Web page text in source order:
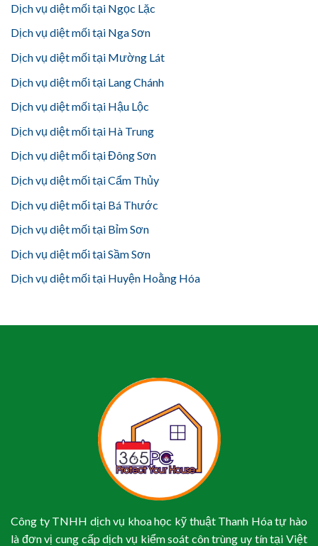
Dịch vụ diệt mối tại Ngọc Lặc
Dịch vụ diệt mối tại Nga Sơn
Dịch vụ diệt mối tại Mường Lát
Dịch vụ diệt mối tại Lang Chánh
Dịch vụ diệt mối tại Hậu Lộc
Dịch vụ diệt mối tại Hà Trung
Dịch vụ diệt mối tại Đông Sơn
Dịch vụ diệt mối tại Cẩm Thủy
Dịch vụ diệt mối tại Bá Thước
Dịch vụ diệt mối tại Bỉm Sơn
Dịch vụ diệt mối tại Sầm Sơn
Dịch vụ diệt mối tại Huyện Hoằng Hóa
Công ty TNHH dịch vụ khoa học kỹ thuật Thanh Hóa tự hào
là đơn vị cung cấp dịch vụ kiểm soát côn trùng uy tín tại Việt